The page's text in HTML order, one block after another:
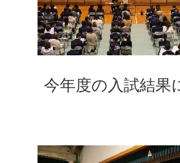
今年度の入試結果